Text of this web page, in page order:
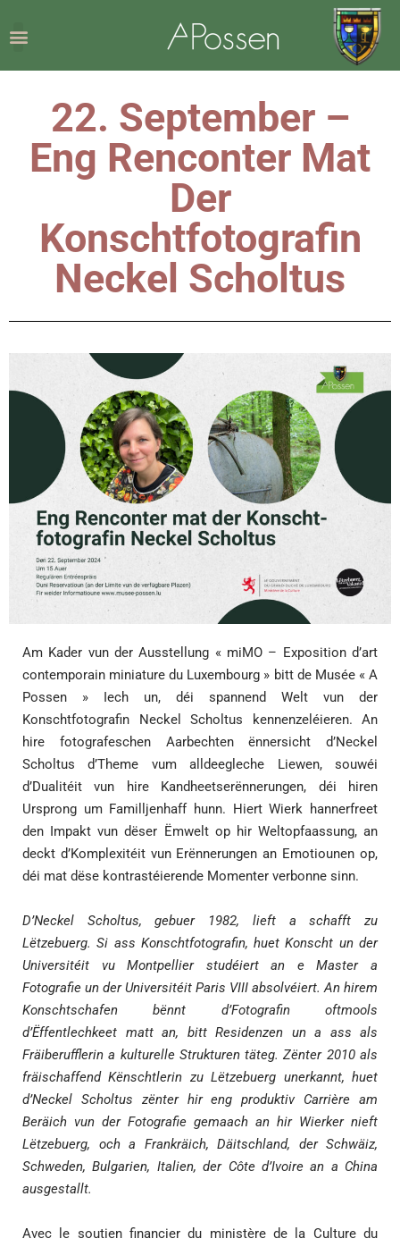
22. September –
Eng Renconter Mat
Der
Konschtfotografin
Neckel Scholtus
Am Kader vun der Ausstellung « miMO – Exposition d’art
contemporain miniature du Luxembourg » bitt de Musée « A
Possen » Iech un, déi spannend Welt vun der
Konschtfotografin Neckel Scholtus kennenzeléieren. An
hire fotografeschen Aarbechten ënnersicht d’Neckel
Scholtus d’Theme vum alldeegleche Liewen, souwéi
d’Dualitéit vun hire Kandheetserënnerungen, déi hiren
Ursprong um Familljenhaff hunn. Hiert Wierk hannerfreet
den Impakt vun dëser Ëmwelt op hir Weltopfaassung, an
deckt d’Komplexitéit vun Erënnerungen an Emotiounen op,
déi mat dëse kontrastéierende Momenter verbonne sinn.
D’Neckel Scholtus, gebuer 1982, lieft a schafft zu
Lëtzebuerg. Si ass Konschtfotografin, huet Konscht un der
Universitéit vu Montpellier studéiert an e Master a
Fotografie un der Universitéit Paris VIII absolvéiert. An hirem
Konschtschafen bënnt d’Fotografin oftmools
d’Ëffentlechkeet matt an, bitt Residenzen un a ass als
Fräiberufflerin a kulturelle Strukturen täteg. Zënter 2010 als
fräischaffend Kënschtlerin zu Lëtzebuerg unerkannt, huet
d’Neckel Scholtus zënter hir eng produktiv Carrière am
Beräich vun der Fotografie gemaach an hir Wierker nieft
Lëtzebuerg, och a Frankräich, Däitschland, der Schwäiz,
Schweden, Bulgarien, Italien, der Côte d’Ivoire an a China
ausgestallt.
Avec le soutien financier du ministère de la Culture du